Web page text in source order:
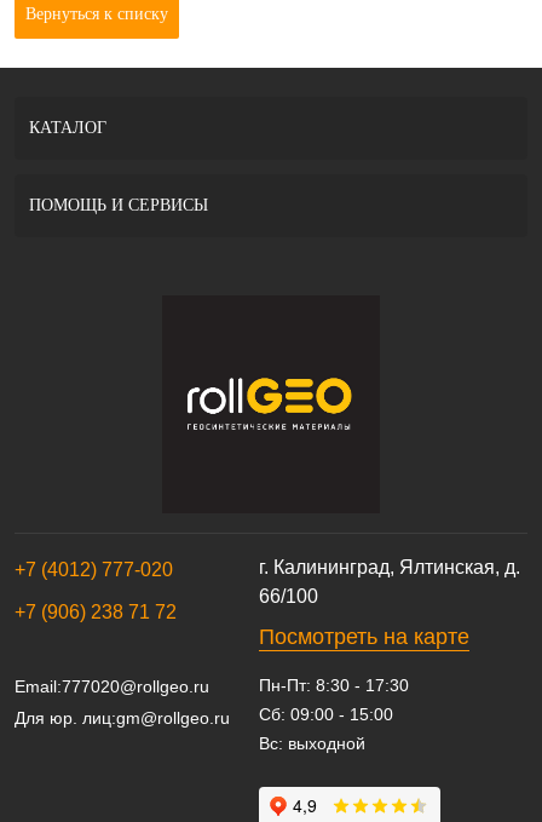
Вернуться к списку
г. Калининград, Ялтинская, д.
66/100
Посмотреть на карте
+7 (4012) 777-020
+7 (906) 238 71 72
Email:777020@rollgeo.ru
Для юр. лиц:gm@rollgeo.ru
Пн-Пт: 8:30 - 17:30
Сб: 09:00 - 15:00
Вс: выходной
КАТАЛОГ
ПОМОЩЬ И СЕРВИСЫ